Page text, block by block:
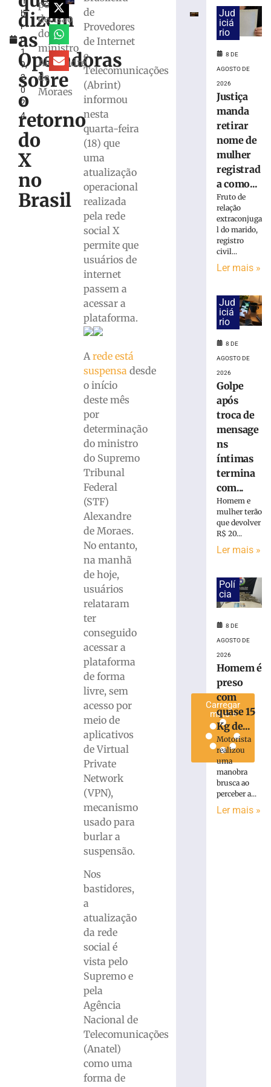
b
r
o
1
9,
2
0
2
4
dizem
as
Operadoras
sobre
o
retorno
do
X
no
Brasil
por
decisão
do
ministro
Alexandre
de
Moraes
de
Provedores
de Internet
e
Telecomunicações
(Abrint)
informou
nesta
quarta-feira
(18) que
uma
atualização
operacional
realizada
pela rede
social X
permite que
usuários de
internet
passem a
acessar a
plataforma.
Arede está
suspensa desde
o início
deste mês
por
determinação
do ministro
do Supremo
Tribunal
Federal
(STF)
Alexandre
de Moraes.
No entanto,
na manhã
de hoje,
usuários
relataram
ter
conseguido
acessar a
plataforma
de forma
livre, sem
acesso por
meio de
aplicativos
de Virtual
Private
Network
(VPN),
mecanismo
usado para
burlar a
suspensão.
Nos
bastidores,
a
atualização
da rede
social é
vista pelo
Supremo e
pela
Agência
Nacional de
Telecomunicações
(Anatel)
como uma
forma de
monitorar
desinformação
eleições
TRE-
realiza
distribuição
18.860
eletrônicas
Cratera
“engole”
caminhão
Brusque
Carregar
mais »
Jud
iciá
rio
8 DE
AGOSTO DE
2026
Justiça
manda
retirar
nome de
mulher
registrad
a como...
Fruto de
relação
extraconjuga
l do marido,
registro
civil...
Ler mais »
Jud
iciá
rio
8 DE
AGOSTO DE
2026
Golpe
após
troca de
mensage
ns
íntimas
termina
com...
Homem e
mulher terão
que devolver
R$ 20...
Ler mais »
Polí
cia
8 DE
AGOSTO DE
2026
Homem é
preso
com
quase 15
Kg de...
Motorista
realizou
uma
manobra
brusca ao
perceber a...
Ler mais »